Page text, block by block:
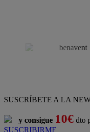
SUSCRÍBETE A LA
y consigue 10€ dto
SUSCRIBIRME